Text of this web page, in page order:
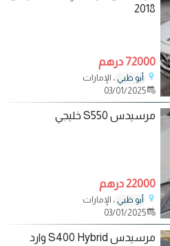
2018
72000 درهم
أبو ظبي ، الإمارات
03/01/2025
مرسيدس S550 خليجي
22000 درهم
أبو ظبي ، الإمارات
03/01/2025
مرسيدس S400 Hybrid وارد